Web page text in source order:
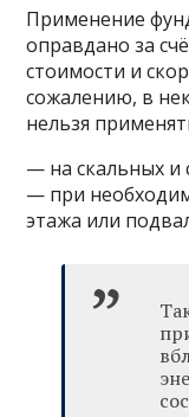
Применение
оправдано за
стоимости и
сожалению, в
нельзя
— на скальных и
— при
этажа или